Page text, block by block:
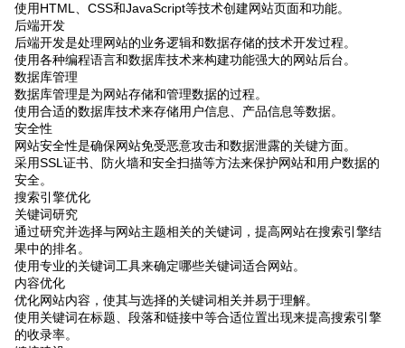
使用HTML、CSS和JavaScript等技术创建网站页面和功能。
后端开发
后端开发是处理网站的业务逻辑和数据存储的技术开发过程。
使用各种编程语言和数据库技术来构建功能强大的网站后台。
数据库管理
数据库管理是为网站存储和管理数据的过程。
使用合适的数据库技术来存储用户信息、产品信息等数据。
安全性
网站安全性是确保网站免受恶意攻击和数据泄露的关键方面。
采用SSL证书、防火墙和安全扫描等方法来保护网站和用户数据的
安全。
搜索引擎优化
关键词研究
通过研究并选择与网站主题相关的关键词，提高网站在搜索引擎结
果中的排名。
使用专业的关键词工具来确定哪些关键词适合网站。
内容优化
优化网站内容，使其与选择的关键词相关并易于理解。
使用关键词在标题、段落和链接中等合适位置出现来提高搜索引擎
的收录率。